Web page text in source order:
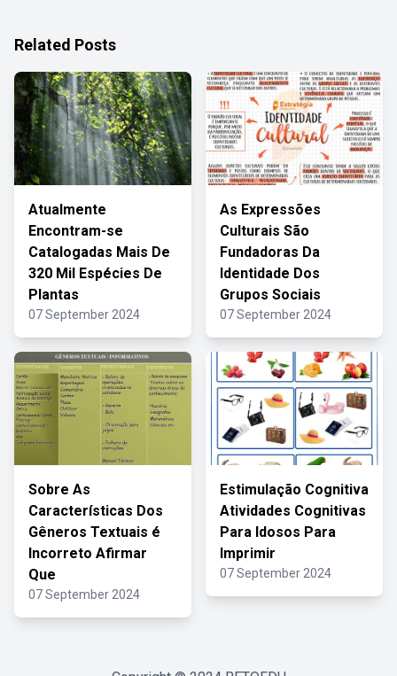
Related Posts
Atualmente
Encontram-se
Catalogadas Mais De
320 Mil Espécies De
Plantas
07 September 2024
As Expressões
Culturais São
Fundadoras Da
Identidade Dos
Grupos Sociais
07 September 2024
Sobre As
Características Dos
Gêneros Textuais é
Incorreto Afirmar
Que
07 September 2024
Estimulação Cognitiva
Atividades Cognitivas
Para Idosos Para
Imprimir
07 September 2024